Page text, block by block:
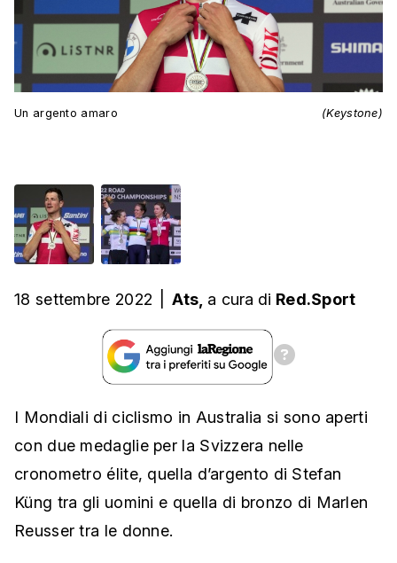
Un argento amaro (Keystone)
18 settembre 2022 Ats, a cura di Red.Sport
I Mondiali di ciclismo in Australia si sono aperti
con due medaglie per la Svizzera nelle
cronometro élite, quella d’argento di Stefan
Küng tra gli uomini e quella di bronzo di Marlen
Reusser tra le donne.